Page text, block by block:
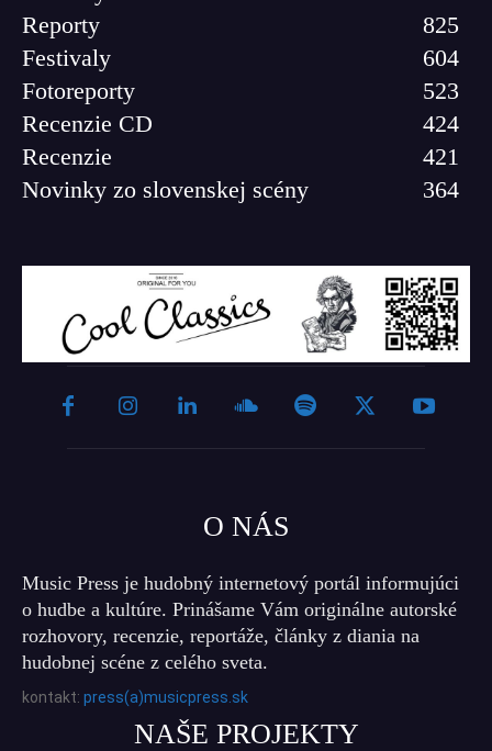
Reporty
825
Festivaly
604
Fotoreporty
523
Recenzie CD
424
Recenzie
421
Novinky zo slovenskej scény
364
O NÁS
Music Press je hudobný internetový portál informujúci
o hudbe a kultúre. Prinášame Vám originálne autorské
rozhovory, recenzie, reportáže, články z diania na
hudobnej scéne z celého sveta.
kontakt: press(a)musicpress.sk
NAŠE PROJEKTY